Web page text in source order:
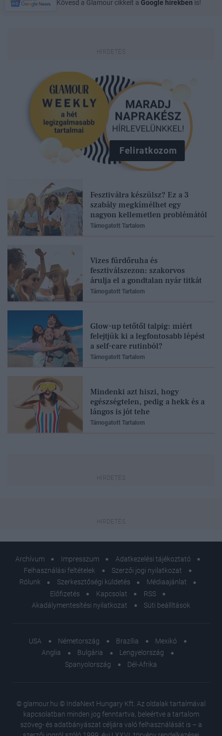
Kövesd a Glamour cikkeit a Google hírekben is!
Feliratkozom
Fesztiválra készülsz? Ez a 3
szabály megkímélhet egy
nagyon kellemetlen problémától
Támogatott Tartalom
Vizes fürdőruha és
fesztiválszezon: szakorvos
árulja el a gondtalan nyár titkát
Támogatott Tartalom
Glow-up tetőtől talpig: miért
felejtjük ki a legfontosabb lépést
a self-care rutinból?
Támogatott Tartalom
Mindenki azt hiszi, hogy
egészségtelen, pedig a hekk és a
lángos is jót tehe
Támogatott Tartalom
Archívum Impresszum
Adatkezelési tájékoztató
Felhasználási feltételek
Szerzői jogi nyilatkozat
Rólunk
Szerkesztőségi küldetés
Médiaajánlat
Előfizetés
Kapcsolat
RSS
Akadálymentesítési nyilatkozat
Süti beállítások
USA Németország Brazília
Mexikó
Anglia
Bulgária
Lengyelország
Spanyolország
Dél-Afrika
© glamour.hu © IndaNext Hungary Kft. Az oldalak tartalmával
kapcsolatban minden jog fenntartva, beleértve a tartalom
szöveg- és adatbányászat céljára való felhasználását is – a